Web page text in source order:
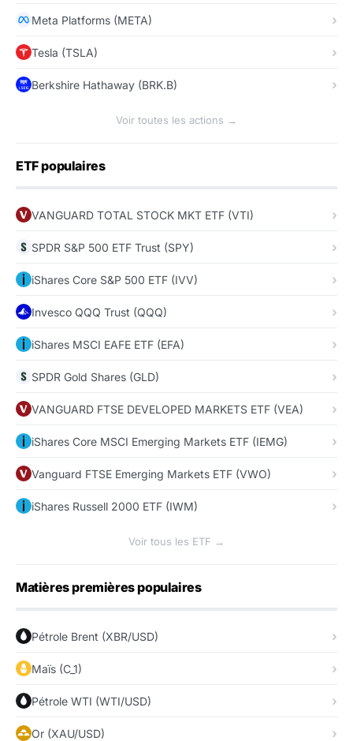
Meta Platforms (META)
Tesla (TSLA)
Berkshire Hathaway (BRK.B)
Voir toutes les actions →
ETF populaires
VANGUARD TOTAL STOCK MKT ETF (VTI)
SPDR S&P 500 ETF Trust (SPY)
iShares Core S&P 500 ETF (IVV)
Invesco QQQ Trust (QQQ)
iShares MSCI EAFE ETF (EFA)
SPDR Gold Shares (GLD)
VANGUARD FTSE DEVELOPED MARKETS ETF (VEA)
iShares Core MSCI Emerging Markets ETF (IEMG)
Vanguard FTSE Emerging Markets ETF (VWO)
iShares Russell 2000 ETF (IWM)
Voir tous les ETF →
Matières premières populaires
Pétrole Brent (XBR/USD)
Maïs (C_1)
Pétrole WTI (WTI/USD)
Or (XAU/USD)